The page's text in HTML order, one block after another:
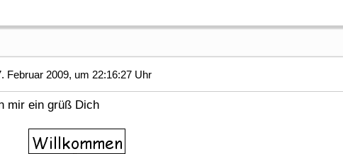
Februar 2009, um 22:16:27 Uhr
mir ein grüß Dich